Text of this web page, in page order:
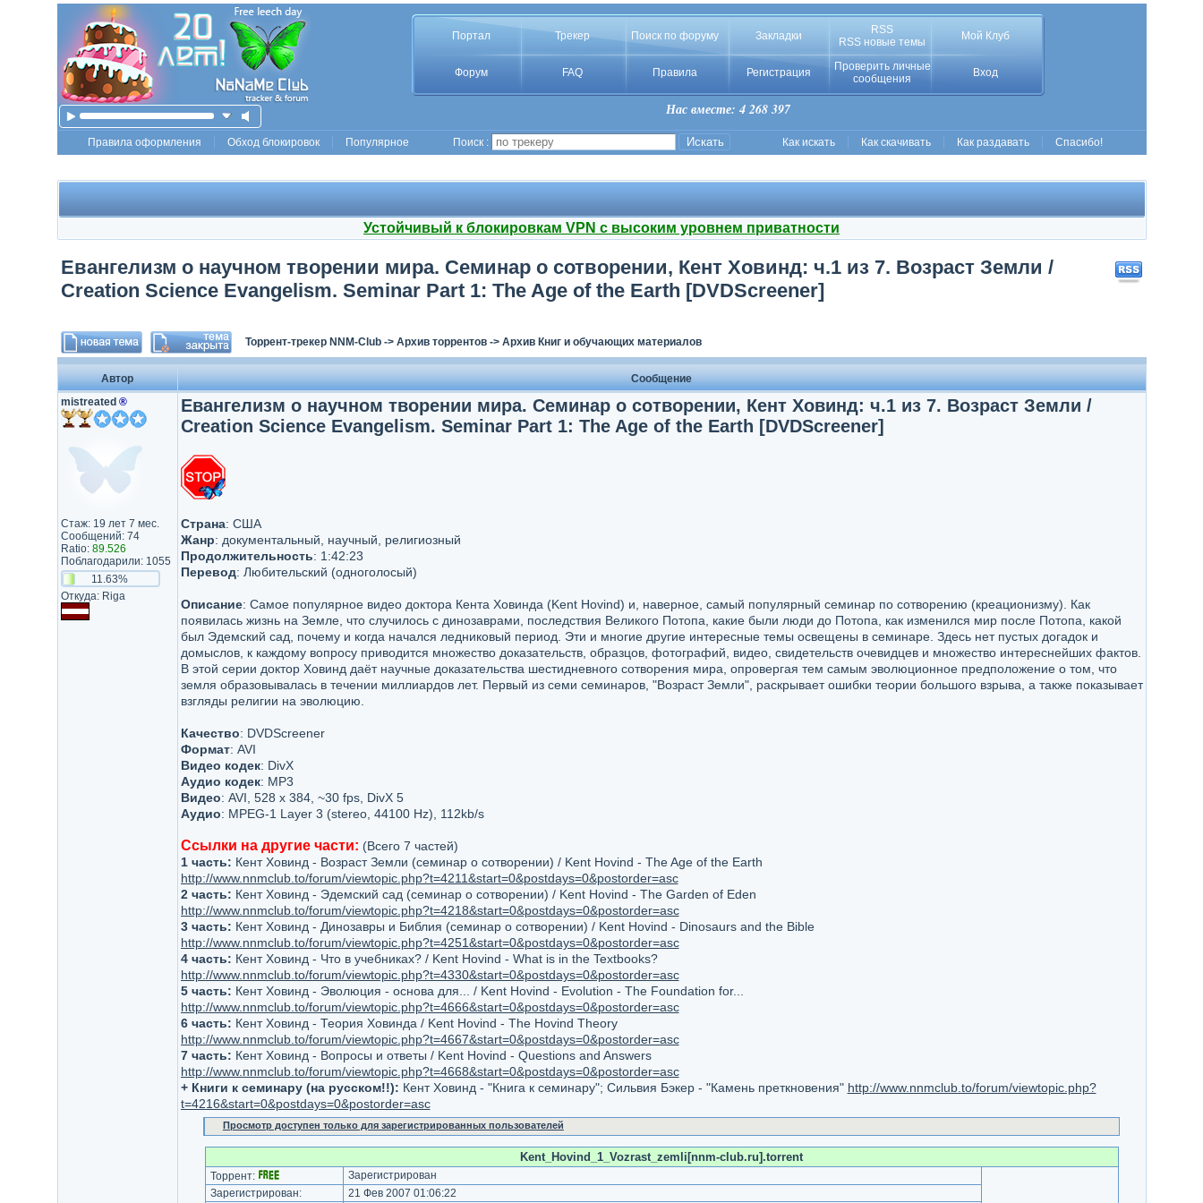
Портал Трекер Поиск по форуму Закладки
RSS
RSS новые темы
Мой Клуб
Форум FAQ Правила Регистрация
Проверить личные
сообщения
Вход
Нас вместе: 4 268 397
Правила оформления Обход блокировок Популярное Поиск : Как искать Как скачивать Как раздавать Спасибо!
Устойчивый к блокировкам VPN с высоким уровнем приватности
Евангелизм о научном творении мира. Семинар о сотворении, Кент Ховинд: ч.1 из 7. Возраст Земли /
Creation Science Evangelism. Seminar Part 1: The Age of the Earth [DVDScreener]
Торрент-трекер NNM-Club-> Архив торрентов-> Архив Книг и обучающих материалов
Автор
Сообщение
mistreated ®
Стаж: 19 лет 7 мес.
Сообщений: 74
Ratio: 89.526
Поблагодарили: 1055
11.63%
Откуда: Riga
Евангелизм о научном творении мира. Семинар о сотворении, Кент Ховинд: ч.1 из 7. Возраст Земли /
Creation Science Evangelism. Seminar Part 1: The Age of the Earth [DVDScreener]
Страна: США
Жанр: документальный, научный, религиозный
Продолжительность: 1:42:23
Перевод: Любительский (одноголосый)
Описание: Самoe популярное видео доктора Кента Ховинда (Kent Hovind) и, наверное, самый популярный семинар по сотворению (креационизму). Как
появилась жизнь на Земле, что случилось с динозаврами, последствия Великого Потопа, какие были люди до Потопа, как изменился мир после Потопа, какой
был Эдемский сад, почему и когда начался ледниковый период. Эти и многие другие интересные темы освещены в семинаре. Здесь нет пустых догадок и
домыслов, к каждому вопросу приводится множество доказательств, образцов, фотографий, видео, свидетельств очевидцев и множество интереснейших фактов.
В этой серии доктор Ховинд даёт научные доказательства шестидневного сотворения мира, опровергая тем самым эволюционное предположение о том, что
земля образовывалась в течении миллиардов лет. Первый из семи семинаров, "Возраст Земли", раскрывает ошибки теории большого взрыва, а также показывает
взгляды религии на эволюцию.
Качество: DVDScreener
Формат: AVI
Видео кодек: DivX
Аудио кодек: MP3
Видео: AVI, 528 x 384, ~30 fps, DivX 5
Аудио: MPEG-1 Layer 3 (stereo, 44100 Hz), 112kb/s
Ссылки на другие части: (Всего 7 частей)
1 часть: Кент Ховинд - Возраст Земли (семинар о сотворении) / Kent Hovind - The Age of the Earth
http://www.nnmclub.to/forum/viewtopic.php?t=4211&start=0&postdays=0&postorder=asc
2 часть: Кент Ховинд - Эдемский сад (семинар о сотворении) / Kent Hovind - The Garden of Eden
http://www.nnmclub.to/forum/viewtopic.php?t=4218&start=0&postdays=0&postorder=asc
3 часть: Кент Ховинд - Динозавры и Библия (семинар о сотворении) / Kent Hovind - Dinosaurs and the Bible
http://www.nnmclub.to/forum/viewtopic.php?t=4251&start=0&postdays=0&postorder=asc
4 часть: Кент Ховинд - Что в учебниках? / Kent Hovind - What is in the Textbooks?
http://www.nnmclub.to/forum/viewtopic.php?t=4330&start=0&postdays=0&postorder=asc
5 часть: Кент Ховинд - Эволюция - основа для... / Kent Hovind - Evolution - The Foundation for...
http://www.nnmclub.to/forum/viewtopic.php?t=4666&start=0&postdays=0&postorder=asc
6 часть: Кент Ховинд - Теория Ховинда / Kent Hovind - The Hovind Theory
http://www.nnmclub.to/forum/viewtopic.php?t=4667&start=0&postdays=0&postorder=asc
7 часть: Кент Ховинд - Вопросы и ответы / Kent Hovind - Questions and Answers
http://www.nnmclub.to/forum/viewtopic.php?t=4668&start=0&postdays=0&postorder=asc
+ Книги к семинару (на русском!!): Кент Ховинд - "Книга к семинару"; Сильвия Бэкер - "Камень преткновения" http://www.nnmclub.to/forum/viewtopic.php?
t=4216&start=0&postdays=0&postorder=asc
Просмотр доступен только для зарегистрированных пользователей
Kent_Hovind_1_Vozrast_zemli[nnm-club.ru].torrent
Торрент: Зарегистрирован
Зарегистрирован: 21 Фев 2007 01:06:22